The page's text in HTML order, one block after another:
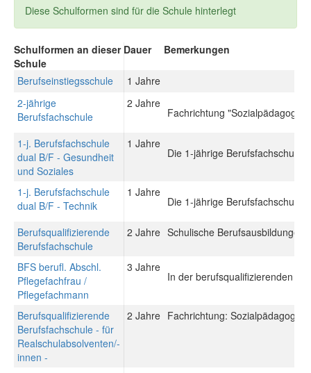
Diese Schulformen sind für die Schule hinterlegt
Schulformen an dieser
Schule
Dauer Bemerkungen
Berufseinstiegsschule
1 Jahre
2-jährige
Berufsfachschule
2 Jahre
Fachrichtung "Sozialpädagogik"
1-j. Berufsfachschule
dual B/F - Gesundheit
und Soziales
1 Jahre
Die 1-jährige Berufsfachschule
1-j. Berufsfachschule
dual B/F - Technik
1 Jahre
Die 1-jährige Berufsfachschule
Berufsqualifizierende
Berufsfachschule
2 Jahre Schulische
BFS berufl. Abschl.
Pflegefachfrau /
Pflegefachmann
3 Jahre
In der berufsqualifizierenden
Berufsqualifizierende
Berufsfachschule - für
Realschulabsolventen/-
innen -
2 Jahre Fachrichtung: